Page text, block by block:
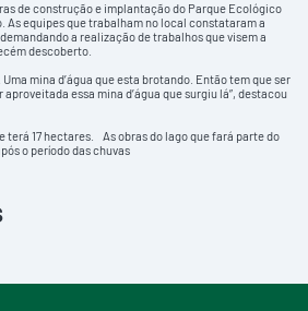
de construção e implantação do Parque Ecológico
As equipes que trabalham no local constataram a
a realização de trabalhos que visem a
descoberto.
mina d’água que esta brotando. Então tem que ser
aproveitada essa mina d’água que surgiu lá”, destacou
terá 17 hectares. As obras do lago que fará parte do
o período das chuvas